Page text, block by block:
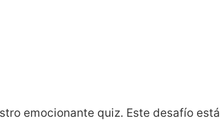
emocionante quiz. Este desafío está